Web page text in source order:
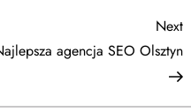
Next
agencja SEO Olsztyn